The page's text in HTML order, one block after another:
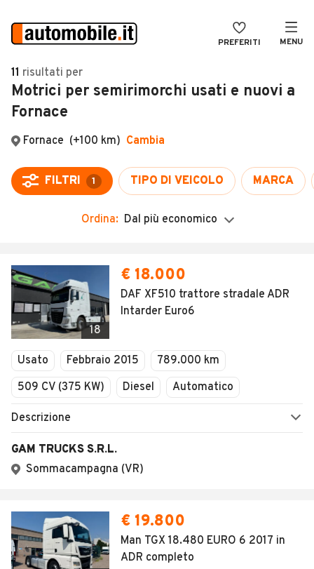
PREFERITI MENU
Auto
Auto usate
Auto Km 0
Auto Nuove
Moto
Camper
Veicoli Commerciali
Concessionari
VENDI
MAGAZINE
ACCEDI
11 risultati per
Motrici per semirimorchi usati e nuovi a
Fornace
Ordina: Dal più economico
18
€ 18.000
DAF XF510 trattore stradale ADR
Intarder Euro6
Usato Febbraio 2015
789.000 km
509 CV (375 KW)
Diesel Automatico
Descrizione
GAM TRUCKS S.R.L.
Sommacampagna (VR)
€ 19.800
Man TGX 18.480 EURO 6 2017 in
ADR completo